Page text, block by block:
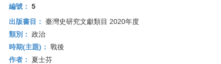
編號： 5
出版書目： 臺灣史研究文獻類目 2020年度
類別： 政治
時期(主題)： 戰後
作者：
夏士芬